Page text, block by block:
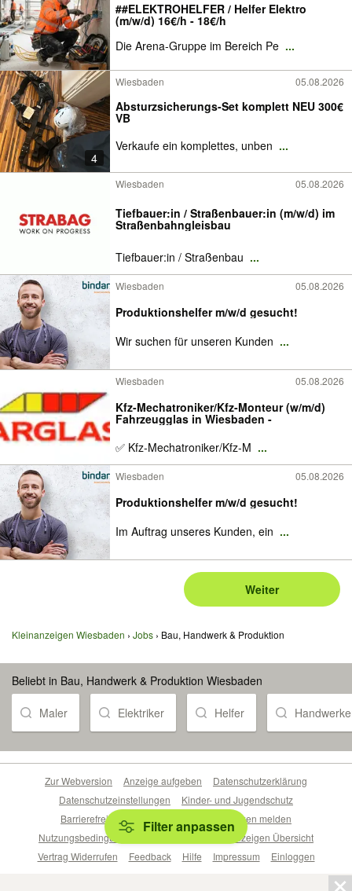
##ELEKTROHELFER / Helfer Elektro
(m/w/d) 16€/h - 18€/h
Die Arena-Gruppe im Bereich Pe ...
4
Wiesbaden 05.08.2026
Absturzsicherungs-Set komplett NEU 300€
VB
Verkaufe ein komplettes, unben ...
Wiesbaden 05.08.2026
Tiefbauer:in / Straßenbauer:in (m/w/d) im
Straßenbahngleisbau
Tiefbauer:in / Straßenbau ...
Wiesbaden 05.08.2026
Produktionshelfer m/w/d gesucht!
Wir suchen für unseren Kunden ...
Wiesbaden 05.08.2026
Kfz-Mechatroniker/Kfz-Monteur (w/m/d)
Fahrzeugglas in Wiesbaden -
✅ Kfz-Mechatroniker/Kfz-M ...
Wiesbaden 05.08.2026
Produktionshelfer m/w/d gesucht!
Im Auftrag unseres Kunden, ein ...
Weiter
Kleinanzeigen Wiesbaden Jobs Bau, Handwerk & Produktion
Beliebt in Bau, Handwerk & Produktion Wiesbaden
Maler Elektriker Helfer
Filter anpassen
Zur Webversion Anzeige aufgeben
Datenschutzerklärung
Datenschutzeinstellungen
Kinder- und Jugendschutz
Barrierefreiheitserklärung
Sicherheitslücken melden
Nutzungsbedingungen
Beliebte Suchen
Anzeigen Übersicht
Vertrag Widerrufen
Feedback Hilfe Impressum Einloggen